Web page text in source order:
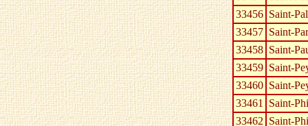
33456 Saint-
33457 Saint-
33458 Saint-
33459 Saint-
33460 Saint-
33461 Saint-
33462 Saint-